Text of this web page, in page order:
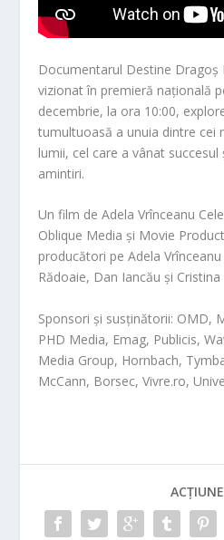
Documentarul Destine Dragoș
vizionat în premieră națională
decembrie, la ora 10:00,
tumultuoasă a unuia dintre cei
lumii, cel care a vânat
amintiri.
Un film de Adela Vrînceanu
Oblique Media și Movie
producători pe Adela
Rădoaie, Dan Iancău și
Sponsori și susținătorii: OMD,
PHD Media, Emag, Publicis,
Media Group, Hornbach,
McCann, Borsec, Vivre.ro,